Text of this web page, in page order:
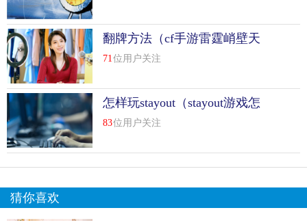
翻牌方法（cf手游雷霆峭壁天
使猎弩翻牌技巧）
71 位用户关注
怎样玩stayout（stayout游戏怎
样玩）
83位用户关注
猜你喜欢